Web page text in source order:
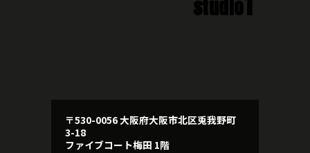
studio
〒530-0056 大阪府大阪市北区兎我野町
3-18
ファイブコート梅田 1階